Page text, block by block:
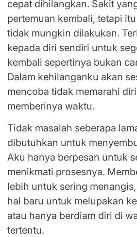
cepat dihilangkan. Sakit
pertemuan kembali, tetapi
tidak mungkin dilakukan.
kepada diri sendiri untuk
kembali sepertinya bukan
Dalam kehilanganku akan
mencoba tidak memarahi
memberinya waktu.
Tidak masalah seberapa
dibutuhkan untuk
Aku hanya berpesan untuk
menikmati prosesnya.
lebih untuk sering
hal baru untuk melupakan
atau hanya berdiam diri di
tertentu.